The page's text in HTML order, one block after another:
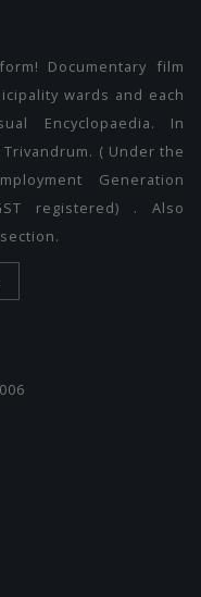
Documentary film
wards and each
Encyclopaedia. In
Trivandrum. ( Under the
Generation
registered) . Also